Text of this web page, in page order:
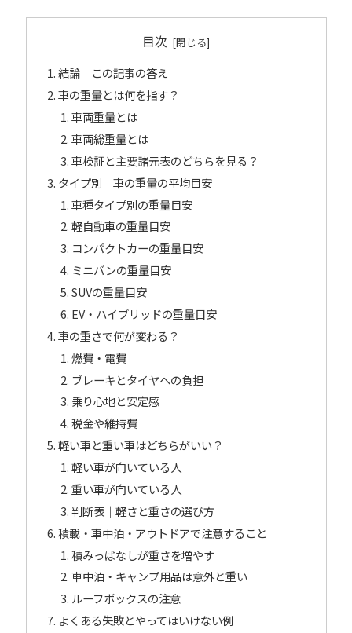
目次
結論｜この記事の答え
車の重量とは何を指す？
車両重量とは
車両総重量とは
車検証と主要諸元表のどちらを見る？
タイプ別｜車の重量の平均目安
車種タイプ別の重量目安
軽自動車の重量目安
コンパクトカーの重量目安
ミニバンの重量目安
SUVの重量目安
EV・ハイブリッドの重量目安
車の重さで何が変わる？
燃費・電費
ブレーキとタイヤへの負担
乗り心地と安定感
税金や維持費
軽い車と重い車はどちらがいい？
軽い車が向いている人
重い車が向いている人
判断表｜軽さと重さの選び方
積載・車中泊・アウトドアで注意すること
積みっぱなしが重さを増やす
車中泊・キャンプ用品は意外と重い
ルーフボックスの注意
よくある失敗とやってはいけない例